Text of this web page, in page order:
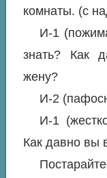
комнаты. (с
И-1
знать? Как
жену?
И-2
И-1
Как давно вы